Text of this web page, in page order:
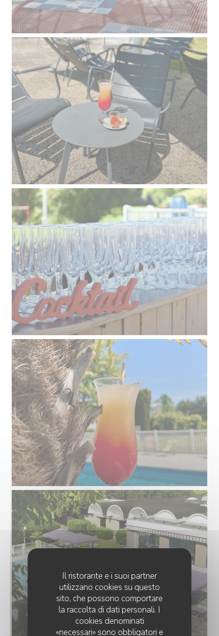
Il ristorante e i suoi partner
utilizzano cookies su questo
sito, che possono comportare
la raccolta di dati personali. I
cookies denominati
«necessari» sono obbligatori e